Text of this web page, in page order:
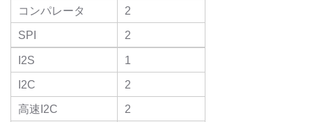
コンパレータ
2
SPI
2
I2S
1
I2C
2
高速I2C
2